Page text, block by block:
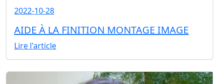
2022-10-28
AIDE À LA FINITION MONTAGE IMAGE
Lire l'article